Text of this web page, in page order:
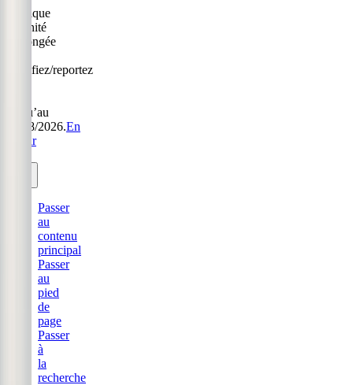
Politique
Sérénité
prolongée
modifiez/reportez
jusqu’au
31/08/2026.En
savoir
Passer
au
contenu
principal
Passer
au
pied
de
page
Passer
à
la
recherche